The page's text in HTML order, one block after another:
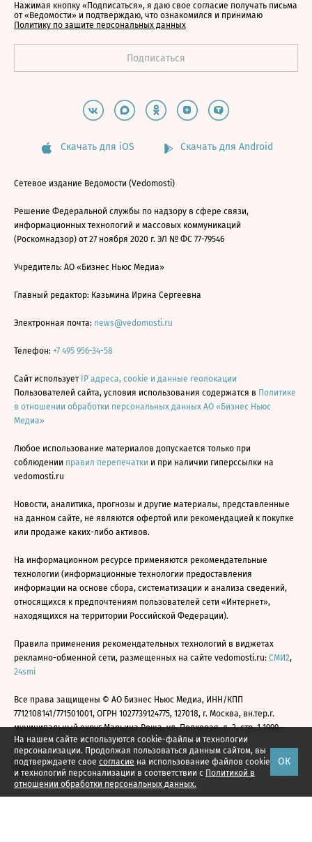
На нашем сайте используются cookie-файлы и технологии
персонализации. Продолжая пользоваться данным сайтом, вы
подтверждаете свое согласие на использование файлов cookie
и технологий персонализации в соответствии с Политикой в
отношении обработки персональных данных.
ОК
Нажимая кнопку «Подписаться», я даю свое согласие получать письма
от «Ведомости» и подтверждаю, что ознакомился и принимаю
Политику по защите персональных данных
Скачать для iOS Скачать для Android
Сетевое издание Ведомости (Vedomosti)
Решение Федеральной службы по надзору в сфере связи,
информационных технологий и массовых коммуникаций
(Роскомнадзор) от 27 ноября 2020 г. ЭЛ № ФС 77-79546
Учредитель: АО «Бизнес Ньюс Медиа»
Главный редактор: Казьмина Ирина Сергеевна
Электронная почта: news@vedomosti.ru
Телефон: +7 495 956-34-58
Сайт использует IP адреса, cookie и данные геолокации
Пользователей сайта, условия использования содержатся в Политике
в отношении обработки персональных данных АО «Бизнес Ньюс
Медиа»
Любое использование материалов допускается только при
соблюдении правил перепечатки и при наличии гиперссылки на
vedomosti.ru
Новости, аналитика, прогнозы и другие материалы, представленные
на данном сайте, не являются офертой или рекомендацией к покупке
или продаже каких-либо активов.
На информационном ресурсе применяются рекомендательные
технологии (информационные технологии предоставления
информации на основе сбора, систематизации и анализа сведений,
относящихся к предпочтениям пользователей сети «Интернет»,
находящихся на территории Российской Федерации).
Правила применения рекомендательных технологий в виджетах
рекламно-обменной сети, размещенных на сайте vedomosti.ru: СМИ2,
24smi
Все права защищены © АО Бизнес Ньюс Медиа, ИНН/КПП
7712108141/771501001, ОГРН 1027739124775, 127018, г. Москва, вн.тер.г.
муниципальный округ Марьина Роща, ул. Полковая, д. 3, стр. 1 1999—
2026